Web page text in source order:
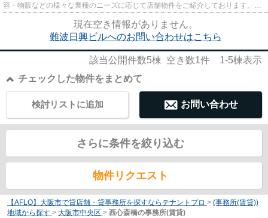
容・物販などの様々な業種のニーズに応じて店舗物件をご紹介しております。
尚、弊社ではおとり広告は一切...
現在空き情報がありません。
難波日興ビルへのお問い合わせはこちら
該当公開件数5棟 空き数1件 1-5棟表示
チェックした物件をまとめて
お問い合わせ
検討リストに追加
さらに条件を絞り込む
物件リクエスト
【AFLO】大阪市で貸店舗・貸事務所を探すならテナントプロ > (事務所(賃貸))
地域から探す > 大阪市中央区 > 西心斎橋の事務所(賃貸)